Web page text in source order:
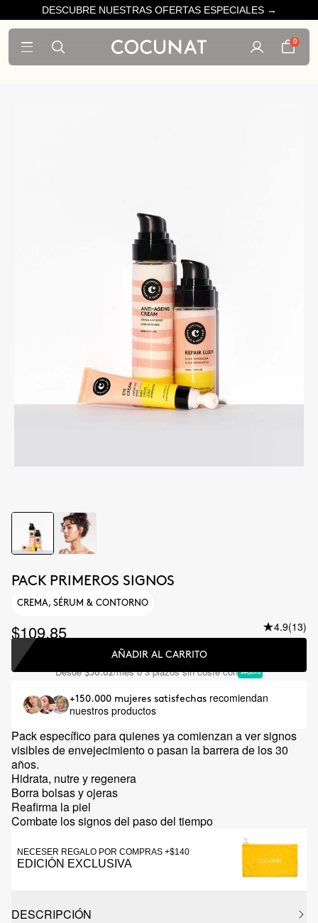
DESCUBRE NUESTRAS OFERTAS ESPECIALES →
0
PACK PRIMEROS SIGNOS
CREMA, SÉRUM & CONTORNO
$109.85 4.9(13)
AÑADIR AL CARRITO
Desde$36.62/mes o 3 plazos sin coste con
+150.000 mujeres satisfechas recomiendan
nuestros productos
Pack específico para quienes ya comienzan a ver signos
visibles de envejecimiento o pasan la barrera de los 30
años.
Hidrata, nutre y regenera
Borra bolsas y ojeras
Reafirma la piel
Combate los signos del paso del tiempo
NECESER REGALO POR COMPRAS +$140
EDICIÓN EXCLUSIVA
DESCRIPCIÓN